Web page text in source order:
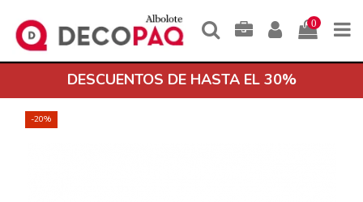
0
DESCUENTOS DE HASTA EL 30%
-20%